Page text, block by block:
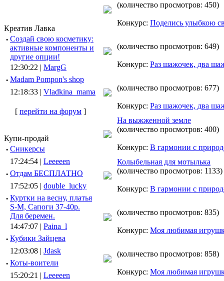
Креатив Лавка
· Создай свою косметику:
активные компоненты и
другие опции!
12:30:22 | MargG
· Madam Pompon's shop
12:18:33 | Vladkina_mama
[ перейти на форум ]
Купи-продай
· Сникерсы
17:24:54 | Leeeeen
· Отдам БЕСПЛАТНО
17:52:05 | double_lucky
· Куртки на весну, платья
S-M, Сапоги 37-40р.
Для беремен.
14:47:07 | Paina_l
· Кубики Зайцева
12:03:08 | Jdask
· Коты-воители
15:20:21 | Leeeeen
(количество просмотров: 450)
Конкурс: Поделись улыбкою
(количество просмотров: 649)
Конкурс: Раз шажочек, два
(количество просмотров: 677)
Конкурс: Раз шажочек, два
На выжженной земле
(количество просмотров: 400)
Конкурс: В гармонии с
Колыбельная для мотылька
(количество просмотров: 1133)
Конкурс: В гармонии с
(количество просмотров: 835)
Конкурс: Моя любимая
(количество просмотров: 858)
Конкурс: Моя любимая